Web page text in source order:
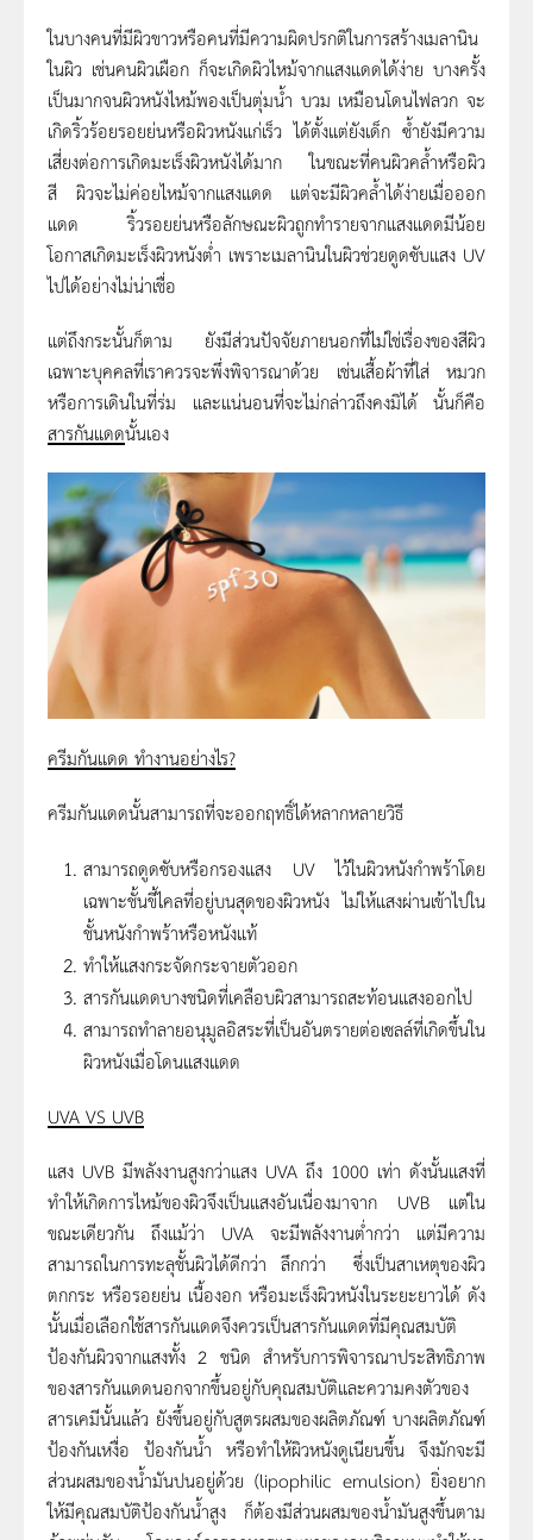
ในบางคนที่มีผิวขาวหรือคนที่มีความผิดปรกติในการสร้างเมลานิน
ในผิว เช่นคนผิวเผือก ก็จะเกิดผิวไหม้จากแสงแดดได้ง่าย บางครั้ง
เป็นมากจนผิวหนังไหม้พองเป็นตุ่มน้ำ บวม เหมือนโดนไฟลวก จะ
เกิดริ้วร้อยรอยย่นหรือผิวหนังแก่เร็ว ได้ตั้งแต่ยังเด็ก ซ้ำยังมีความ
เสี่ยงต่อการเกิดมะเร็งผิวหนังได้มาก ในขณะที่คนผิวคล้ำหรือผิว
สี ผิวจะไม่ค่อยไหม้จากแสงแดด แต่จะมีผิวคล้ำได้ง่ายเมื่อออก
แดด ริ้วรอยย่นหรือลักษณะผิวถูกทำรายจากแสงแดดมีน้อย
โอกาสเกิดมะเร็งผิวหนังต่ำ เพราะเมลานินในผิวช่วยดูดซับแสง UV
ไปได้อย่างไม่น่าเชื่อ
แต่ถึงกระนั้นก็ตาม ยังมีส่วนปัจจัยภายนอกที่ไม่ใช่เรื่องของสีผิว
เฉพาะบุคคลที่เราควรจะพึ่งพิจารณาด้วย เช่นเสื้อผ้าที่ใส่ หมวก
หรือการเดินในที่ร่ม และแน่นอนที่จะไม่กล่าวถึงคงมิได้ นั้นก็คือ
สารกันแดดนั้นเอง
ครีมกันแดด ทำงานอย่างไร?
ครีมกันแดดนั้นสามารถที่จะออกฤทธิ์ได้หลากหลายวิธี
สามารถดูดซับหรือกรองแสง UV ไว้ในผิวหนังกำพร้าโดย
เฉพาะชั้นขี้ไคลที่อยู่บนสุดของผิวหนัง ไม่ให้แสงผ่านเข้าไปใน
ชั้นหนังกำพร้าหรือหนังแท้
ทำให้แสงกระจัดกระจายตัวออก
สารกันแดดบางชนิดที่เคลือบผิวสามารถสะท้อนแสงออกไป
สามารถทำลายอนุมูลอิสระที่เป็นอันตรายต่อเซลล์ที่เกิดขึ้นใน
ผิวหนังเมื่อโดนแสงแดด
UVA VS UVB
แสง UVB มีพลังงานสูงกว่าแสง UVA ถึง 1000 เท่า ดังนั้นแสงที่
ทำให้เกิดการไหม้ของผิวจึงเป็นแสงอันเนื่องมาจาก UVB แต่ใน
ขณะเดียวกัน ถึงแม้ว่า UVA จะมีพลังงานต่ำกว่า แต่มีความ
สามารถในการทะลุชั้นผิวได้ดีกว่า ลึกกว่า ซึ่งเป็นสาเหตุของผิว
ตกกระ หรือรอยย่น เนื้องอก หรือมะเร็งผิวหนังในระยะยาวได้ ดัง
นั้นเมื่อเลือกใช้สารกันแดดจึงควรเป็นสารกันแดดที่มีคุณสมบัติ
ป้องกันผิวจากแสงทั้ง 2 ชนิด สำหรับการพิจารณาประสิทธิภาพ
ของสารกันแดดนอกจากขึ้นอยู่กับคุณสมบัติและความคงตัวของ
สารเคมีนั้นแล้ว ยังขึ้นอยู่กับสูตรผสมของผลิตภัณฑ์ บางผลิตภัณฑ์
ป้องกันเหงื่อ ป้องกันน้ำ หรือทำให้ผิวหนังดูเนียนขึ้น จึงมักจะมี
ส่วนผสมของน้ำมันปนอยู่ด้วย (lipophilic emulsion) ยิ่งอยาก
ให้มีคุณสมบัติป้องกันน้ำสูง ก็ต้องมีส่วนผสมของน้ำมันสูงขึ้นตาม